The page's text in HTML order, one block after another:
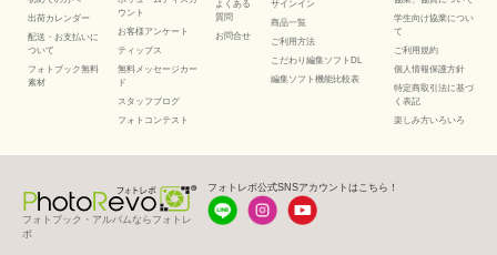
出荷カレンダー
配送・お支払いに
ついて
フォトブック無料
素材
ウント
お客様アンケート
ティップス
無料メッセージカー
ド
スタッフブログ
フォトコンテスト
よくある
質問
お問合せ
サインイン
商品一覧
ご利用方法
こだわり編集ソフトDL
編集ソフト機能比較表
学生向け協業につい
て
ご利用規約
個人情報保護方針
特定商取引法に基づ
く表記
楽しみ方いろいろ
フォトブック・アルバムならフォトレ
ボ
フォトレボ公式SNSアカウントはこちら！